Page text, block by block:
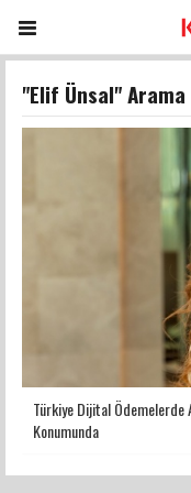
"Elif Ünsal" Arama
Türkiye Dijital Ödemelerde
Konumunda